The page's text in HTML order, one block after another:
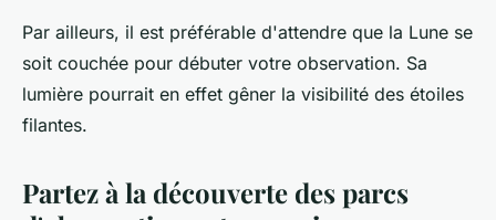
Par ailleurs, il est préférable d'attendre que la Lune se
soit couchée pour débuter votre observation. Sa
lumière pourrait en effet gêner la visibilité des étoiles
filantes.
Partez à la découverte des parcs